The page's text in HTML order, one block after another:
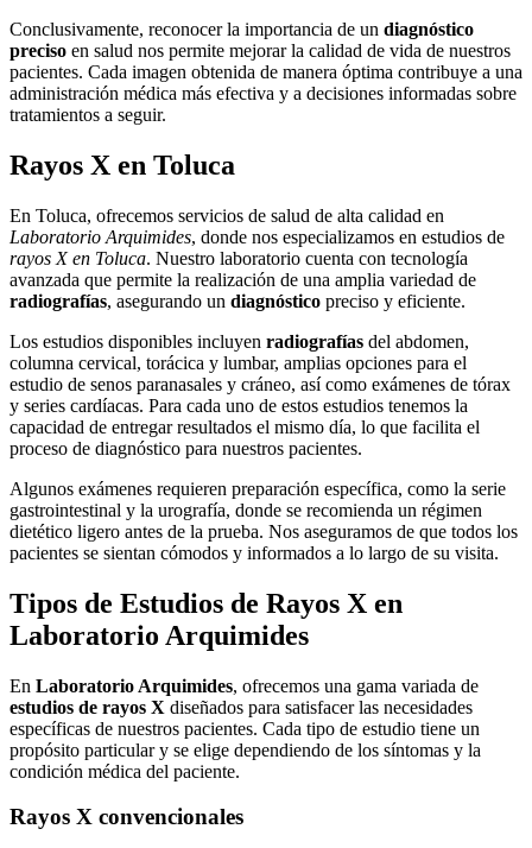
Conclusivamente, reconocer la importancia de un diagnóstico
preciso en salud nos permite mejorar la calidad de vida de nuestros
pacientes. Cada imagen obtenida de manera óptima contribuye a una
administración médica más efectiva y a decisiones informadas sobre
tratamientos a seguir.
Rayos X en Toluca
En Toluca, ofrecemos servicios de salud de alta calidad en
Laboratorio Arquimides, donde nos especializamos en estudios de
rayos X en Toluca. Nuestro laboratorio cuenta con tecnología
avanzada que permite la realización de una amplia variedad de
radiografías, asegurando un diagnóstico preciso y eficiente.
Los estudios disponibles incluyen radiografías del abdomen,
columna cervical, torácica y lumbar, amplias opciones para el
estudio de senos paranasales y cráneo, así como exámenes de tórax
y series cardíacas. Para cada uno de estos estudios tenemos la
capacidad de entregar resultados el mismo día, lo que facilita el
proceso de diagnóstico para nuestros pacientes.
Algunos exámenes requieren preparación específica, como la serie
gastrointestinal y la urografía, donde se recomienda un régimen
dietético ligero antes de la prueba. Nos aseguramos de que todos los
pacientes se sientan cómodos y informados a lo largo de su visita.
Tipos de Estudios de Rayos X en
Laboratorio Arquimides
En Laboratorio Arquimides, ofrecemos una gama variada de
estudios de rayos X diseñados para satisfacer las necesidades
específicas de nuestros pacientes. Cada tipo de estudio tiene un
propósito particular y se elige dependiendo de los síntomas y la
condición médica del paciente.
Rayos X convencionales